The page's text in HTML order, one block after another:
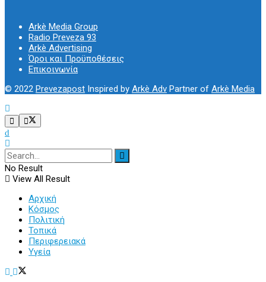
Arkè Media Group
Radio Preveza 93
Arkè Advertising
Όροι και Προϋποθέσεις
Επικοινωνία
© 2022 Prevezapost Inspired by Arkè Adv Partner of Arkè Media
No Result
View All Result
Αρχική
Κόσμος
Πολιτική
Τοπικά
Περιφερειακά
Υγεία